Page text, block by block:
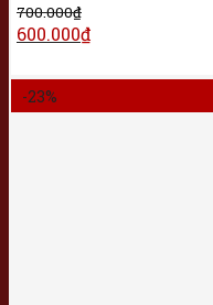
700.000₫
600.000₫
-23%